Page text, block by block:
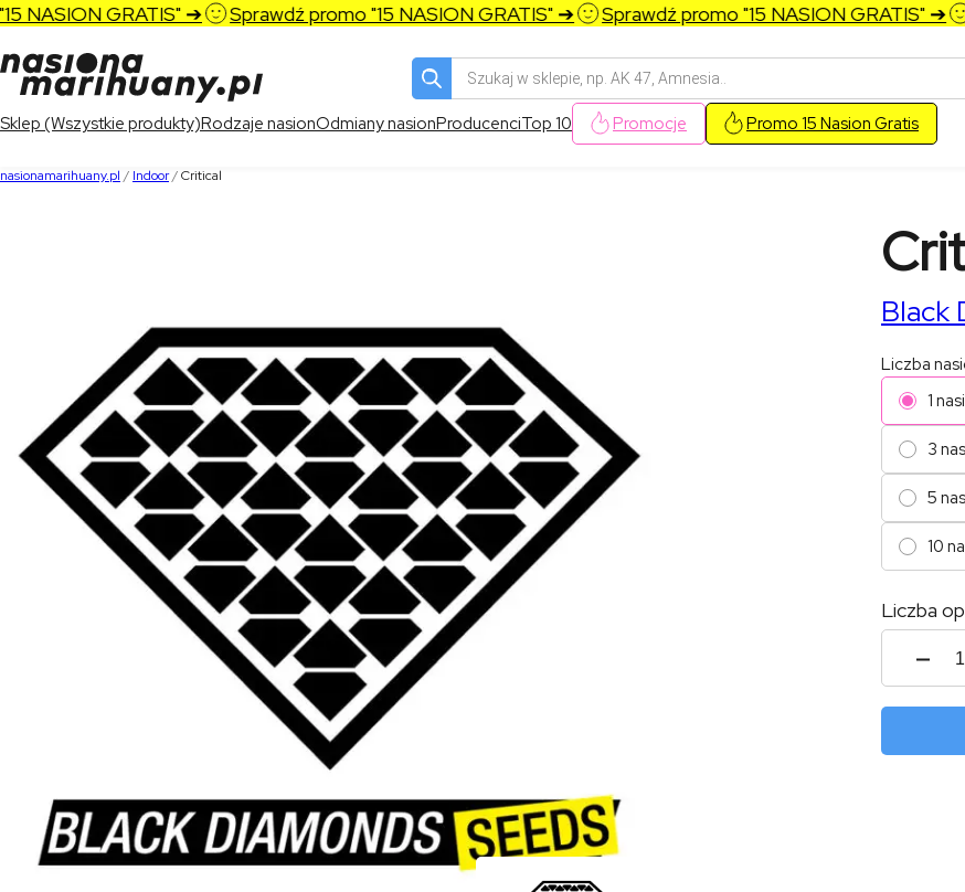
GRATIS" ➔ Sprawdź promo "15 NASION GRATIS" ➔ Sprawdź promo "15 NASION GRATIS" ➔
Wyszukiwarka
produktów
Sklep (Wszystkie produkty)Rodzaje nasionOdmiany nasionProducenciTop 10 Promocje Promo 15 Nasion Gratis
nasionamarihuany.pl / Indoor/Critical
Black
Liczba
1
3
5
10
Liczba
ilość